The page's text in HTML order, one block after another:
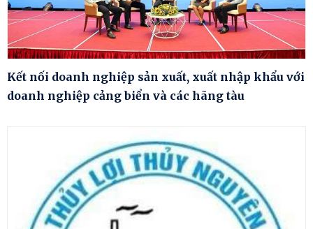
Kết nối doanh nghiệp sản xuất, xuất nhập khẩu với
doanh nghiệp cảng biển và các hãng tàu